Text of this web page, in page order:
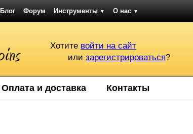
Блог Форум Инструменты ▼ О нас ▼
Хотите войти на сайт
или зарегистрироваться?
Оплата и доставка Контакты